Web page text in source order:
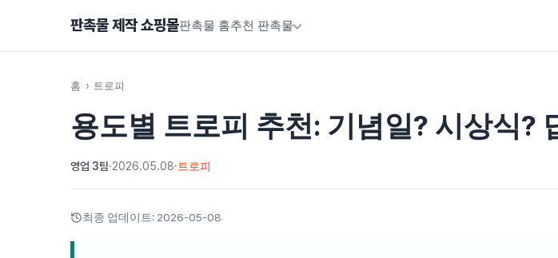
판촉물 제작 쇼핑몰판촉물 홈추천 판촉물
홈 › 트로피
용도별 트로피 추천: 기념일? 시상식?
영업 3팀·2026.05.08·트로피
최종 업데이트: 2026-05-08